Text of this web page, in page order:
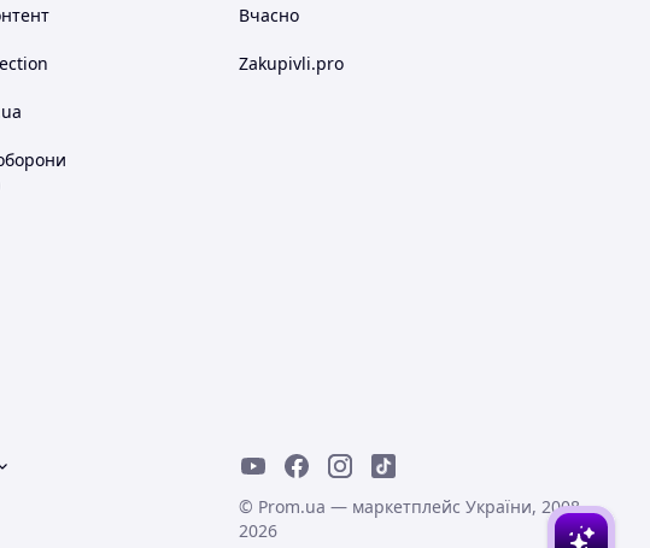
Вчасно
Zakupivli.pro
© Prom.ua — маркетплейс України, 2008-
2026